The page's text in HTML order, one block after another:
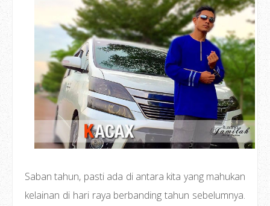
Saban tahun, pasti ada di antara kita yang mahukan
kelainan di hari raya berbanding tahun sebelumnya.